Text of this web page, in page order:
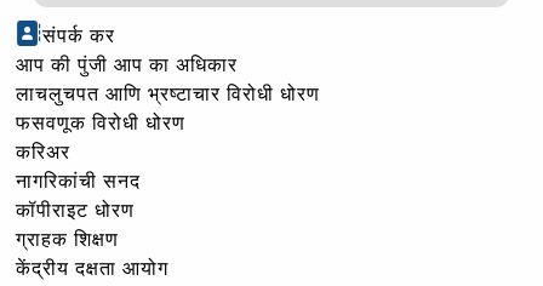
संपर्क कर
आप की पुंजी आप का अधिकार
लाचलुचपत आणि भ्रष्टाचार विरोधी धोरण
फसवणूक विरोधी धोरण
करिअर
नागरिकांची सनद
कॉपीराइट धोरण
ग्राहक शिक्षण
केंद्रीय दक्षता आयोग